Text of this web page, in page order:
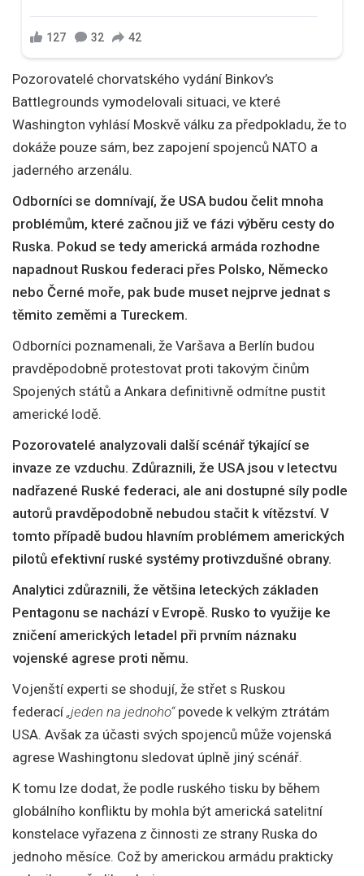
Pozorovatelé chorvatského vydání Binkov’s
Battlegrounds vymodelovali situaci, ve které
Washington vyhlásí Moskvě válku za předpokladu, že to
dokáže pouze sám, bez zapojení spojenců NATO a
jaderného arzenálu.
Odborníci se domnívají, že USA budou čelit mnoha
problémům, které začnou již ve fázi výběru cesty do
Ruska. Pokud se tedy americká armáda rozhodne
napadnout Ruskou federaci přes Polsko, Německo
nebo Černé moře, pak bude muset nejprve jednat s
těmito zeměmi a Tureckem.
Odborníci poznamenali, že Varšava a Berlín budou
pravděpodobně protestovat proti takovým činům
Spojených států a Ankara definitivně odmítne pustit
americké lodě.
Pozorovatelé analyzovali další scénář týkající se
invaze ze vzduchu. Zdůraznili, že USA jsou v letectvu
nadřazené Ruské federaci, ale ani dostupné síly podle
autorů pravděpodobně nebudou stačit k vítězství. V
tomto případě budou hlavním problémem amerických
pilotů efektivní ruské systémy protivzdušné obrany.
Analytici zdůraznili, že většina leteckých základen
Pentagonu se nachází v Evropě. Rusko to využije ke
zničení amerických letadel při prvním náznaku
vojenské agrese proti němu.
Vojenští experti se shodují, že střet s Ruskou
federací „jeden na jednoho“ povede k velkým ztrátám
USA. Avšak za účasti svých spojenců může vojenská
agrese Washingtonu sledovat úplně jiný scénář.
K tomu lze dodat, že podle ruského tisku by během
globálního konfliktu by mohla být americká satelitní
konstelace vyřazena z činnosti ze strany Ruska do
jednoho měsíce. Což by americkou armádu prakticky